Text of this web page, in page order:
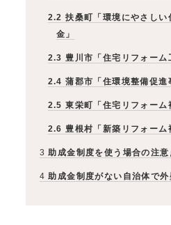
2.2 扶桑町「環境にやさしい
金」
2.3 豊川市「住宅リフォーム
2.4 蒲郡市「住環境整備促進
2.5 東栄町「住宅リフォーム
2.6 豊根村「新築リフォーム
3 助成金制度を使う場合の注意
4 助成金制度がない自治体で